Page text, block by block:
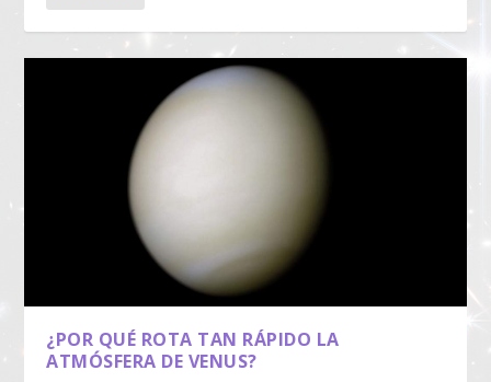
¿POR QUÉ ROTA TAN RÁPIDO LA
ATMÓSFERA DE VENUS?